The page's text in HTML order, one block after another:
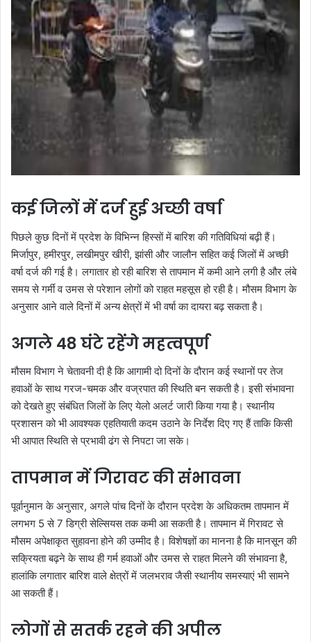
कई जिलों में दर्ज हुई अच्छी वर्षा
पिछले कुछ दिनों में प्रदेश के विभिन्न हिस्सों में बारिश की गतिविधियां बढ़ी हैं।
मिर्जापुर, हमीरपुर, लखीमपुर खीरी, झांसी और जालौन सहित कई जिलों में अच्छी
वर्षा दर्ज की गई है। लगातार हो रही बारिश से तापमान में कमी आने लगी है और लंबे
समय से गर्मी व उमस से परेशान लोगों को राहत महसूस हो रही है। मौसम विभाग के
अनुसार आने वाले दिनों में अन्य क्षेत्रों में भी वर्षा का दायरा बढ़ सकता है।
अगले 48 घंटे रहेंगे महत्वपूर्ण
मौसम विभाग ने चेतावनी दी है कि आगामी दो दिनों के दौरान कई स्थानों पर तेज
हवाओं के साथ गरज-चमक और वज्रपात की स्थिति बन सकती है। इसी संभावना
को देखते हुए संबंधित जिलों के लिए येलो अलर्ट जारी किया गया है। स्थानीय
प्रशासन को भी आवश्यक एहतियाती कदम उठाने के निर्देश दिए गए हैं ताकि किसी
भी आपात स्थिति से प्रभावी ढंग से निपटा जा सके।
तापमान में गिरावट की संभावना
पूर्वानुमान के अनुसार, अगले पांच दिनों के दौरान प्रदेश के अधिकतम तापमान में
लगभग 5 से 7 डिग्री सेल्सियस तक कमी आ सकती है। तापमान में गिरावट से
मौसम अपेक्षाकृत सुहावना होने की उम्मीद है। विशेषज्ञों का मानना है कि मानसून की
सक्रियता बढ़ने के साथ ही गर्म हवाओं और उमस से राहत मिलने की संभावना है,
हालांकि लगातार बारिश वाले क्षेत्रों में जलभराव जैसी स्थानीय समस्याएं भी सामने
आ सकती हैं।
लोगों से सतर्क रहने की अपील